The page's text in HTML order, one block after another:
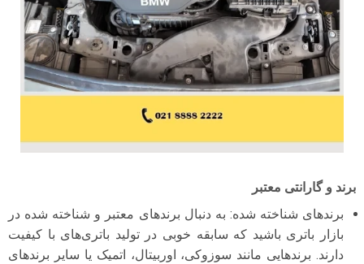
برند و گارانتی معتبر
برندهای شناخته شده: به دنبال برندهای معتبر و شناخته شده در
بازار باتری باشید که سابقه خوبی در تولید باتری‌های با کیفیت
دارند. برندهایی مانند سوزوکی، اوربیتال، اتمیک یا سایر برندهای